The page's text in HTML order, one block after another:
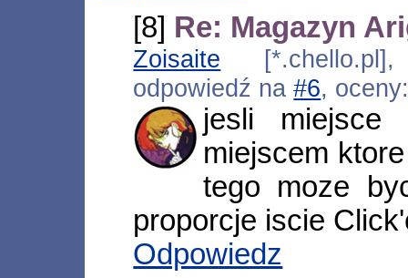
[8] Re: Magazyn
Zoisaite [*.chello.pl],
odpowiedź na#6,
jesli
miejscem
tego moze
proporcje iscie
Odpowiedz